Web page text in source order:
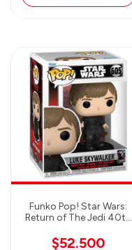
Funko Pop! Star Wars:
Return of The Jedi 40th
Skywalker
$52.500